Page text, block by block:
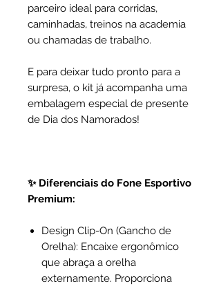
parceiro ideal para corridas,
caminhadas, treinos na academia
ou chamadas de trabalho.
E para deixar tudo pronto para a
surpresa, o kit já acompanha uma
embalagem especial de presente
de Dia dos Namorados!
✨ Diferenciais do Fone Esportivo
Premium:
Design Clip-On (Gancho de
Orelha): Encaixe ergonômico
que abraça a orelha
externamente. Proporciona